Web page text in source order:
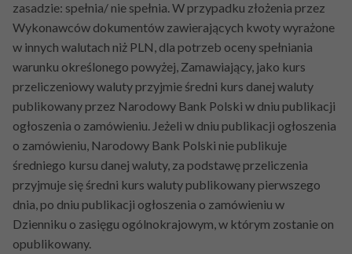
zasadzie: spełnia/ nie spełnia. W przypadku złożenia przez
Wykonawców dokumentów zawierających kwoty wyrażone
w innych walutach niż PLN, dla potrzeb oceny spełniania
warunku określonego powyżej, Zamawiający, jako kurs
przeliczeniowy waluty przyjmie średni kurs danej waluty
publikowany przez Narodowy Bank Polski w dniu publikacji
ogłoszenia o zamówieniu. Jeżeli w dniu publikacji ogłoszenia
o zamówieniu, Narodowy Bank Polski nie publikuje
średniego kursu danej waluty, za podstawę przeliczenia
przyjmuje się średni kurs waluty publikowany pierwszego
dnia, po dniu publikacji ogłoszenia o zamówieniu w
Dzienniku o zasięgu ogólnokrajowym, w którym zostanie on
opublikowany.